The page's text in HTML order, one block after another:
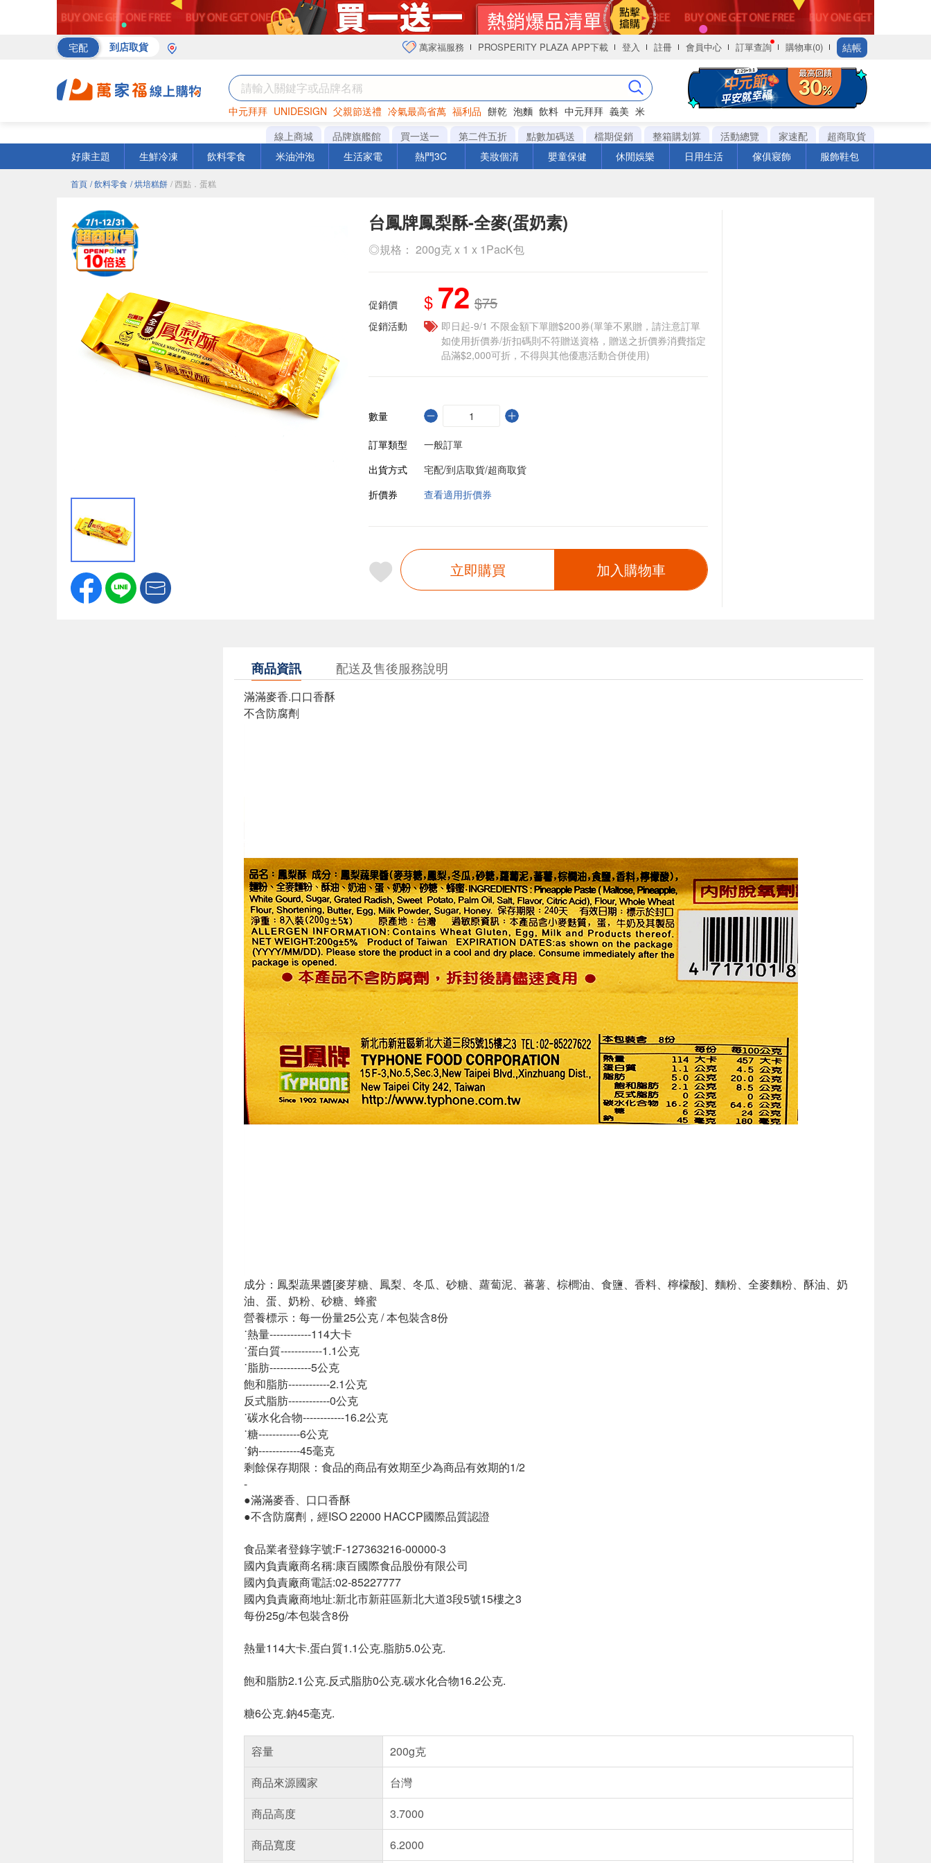
宅配 到店取貨 萬家福服務 PROSPERITY PLAZA APP下載 登入 註冊 會員中心 訂單查詢 購物車(0) 結帳
中元拜拜 UNIDESIGN 父親節送禮 冷氣最高省萬 福利品 餅乾 泡麵 飲料 中元拜拜 義美 米
巧克力 罐頭 衛生紙
線上商城 品牌旗艦館 買一送一 第二件五折 點數加碼送 檔期促銷 整箱購划算 活動總覽 家速配
超商取貨
好康主題
生鮮冷凍 飲料零食 米油沖泡 生活家電 熱門3C 美妝個清 嬰童保健 休閒娛樂 日用生活 傢俱寢飾 服飾鞋包
首頁 / 飲料零食 / 烘培糕餅 / 西點．蛋糕
台鳳牌鳳梨酥-全麥(蛋奶素)
◎規格： 200g克 x 1 x 1PacK包
促銷價 $ 72 $75
促銷活動
即日起-9/1 不限金額下單贈$200券(單筆不累贈，請注意訂單
如使用折價券/折扣碼則不符贈送資格，贈送之折價券消費指定
品滿$2,000可折，不得與其他優惠活動合併使用)
數量
訂單類型
一般訂單
出貨方式
宅配/到店取貨/超商取貨
折價券
查看適用折價券
立即購買 加入購物車
商品資訊 配送及售後服務說明
滿滿麥香.口口香酥
不含防腐劑
成分：鳳梨蔬果醬[麥芽糖、鳳梨、冬瓜、砂糖、蘿蔔泥、蕃薯、棕櫚油、食鹽、香料、檸檬酸]、麵粉、全麥麵粉、酥油、奶
油、蛋、奶粉、砂糖、蜂蜜
營養標示：每一份量25公克 / 本包裝含8份
˙熱量------------114大卡
˙蛋白質------------1.1公克
˙脂肪------------5公克
飽和脂肪------------2.1公克
反式脂肪------------0公克
˙碳水化合物------------16.2公克
˙糖------------6公克
˙鈉------------45毫克
剩餘保存期限：食品的商品有效期至少為商品有效期的1/2
-
●滿滿麥香、口口香酥
●不含防腐劑，經ISO 22000 HACCP國際品質認證
食品業者登錄字號:F-127363216-00000-3
國內負責廠商名稱:康百國際食品股份有限公司
國內負責廠商電話:02-85227777
國內負責廠商地址:新北市新莊區新北大道3段5號15樓之3
每份25g/本包裝含8份
熱量114大卡.蛋白質1.1公克.脂肪5.0公克.
飽和脂肪2.1公克.反式脂肪0公克.碳水化合物16.2公克.
糖6公克.鈉45毫克.
容量
200g克
商品來源國家
台灣
商品高度
3.7000
商品寬度
6.2000